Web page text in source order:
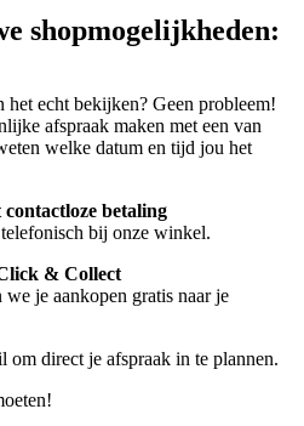
shopmogelijkheden:
echt bekijken? Geen probleem!
afspraak maken met een van
welke datum en tijd jou het
contactloze betaling
bij onze winkel.
& Collect
je aankopen gratis naar je
om direct je afspraak in te plannen.